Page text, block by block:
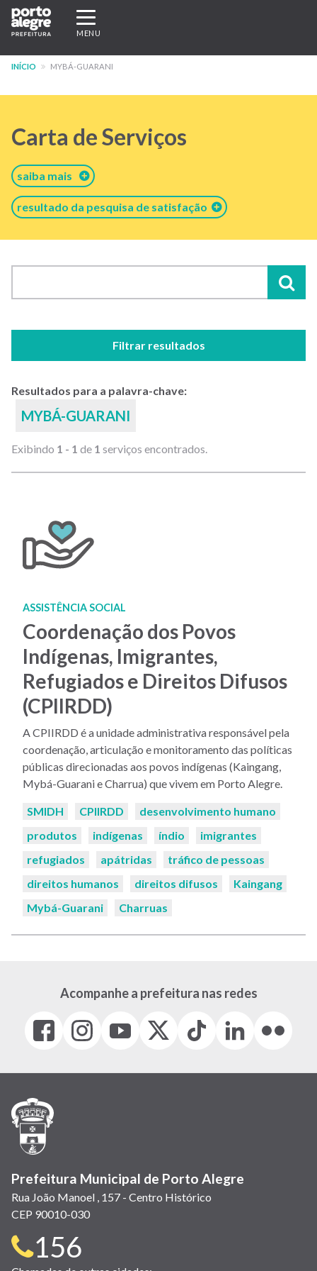
Pular
para
conteúdo
Expandir/recolher
navegação
MENU
INÍCIO MYBÁ-GUARANI
Carta de Serviços
saiba mais
resultado da pesquisa de satisfação
Filtrar resultados
Resultados para a palavra-chave:
MYBÁ-GUARANI
Exibindo 1 - 1 de 1 serviços encontrados.
ASSISTÊNCIA SOCIAL
Coordenação dos Povos
Indígenas, Imigrantes,
Refugiados e Direitos Difusos
(CPIIRDD)
A CPIIRDD é a unidade administrativa responsável pela
coordenação, articulação e monitoramento das políticas
públicas direcionadas aos povos indígenas (Kaingang,
Mybá-Guarani e Charrua) que vivem em Porto Alegre.
Palavras-
SMIDH CPIIRDD
desenvolvimento humano
produtos
indígenas índio
imigrantes
refugiados
apátridas
tráfico de pessoas
direitos humanos
direitos difusos
Kaingang
Mybá-Guarani
Charruas
Acompanhe a prefeitura nas redes
Facebook
(link
em
janela)
Instagram
(link
em
(link
em
(Antigo
(link
Tiktok
(link
em
LinkedIn
(link
em
(link
em
Prefeitura Municipal de Porto Alegre
Rua João Manoel , 157 - Centro Histórico
CEP 90010-030
Telefone
156